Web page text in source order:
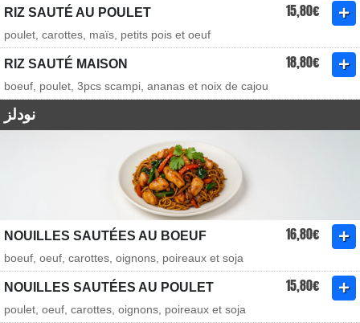
RIZ SAUTÉ AU POULET 15,80€
poulet, carottes, maïs, petits pois et oeuf
RIZ SAUTÉ MAISON 18,80€
boeuf, poulet, 3pcs scampi, ananas et noix de cajou
نودلز
NOUILLES SAUTÉES AU BOEUF 16,80€
boeuf, oeuf, carottes, oignons, poireaux et soja
NOUILLES SAUTÉES AU POULET 15,80€
poulet, oeuf, carottes, oignons, poireaux et soja